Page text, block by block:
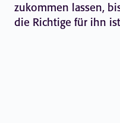
zukommen lassen,
die Richtige für ihn